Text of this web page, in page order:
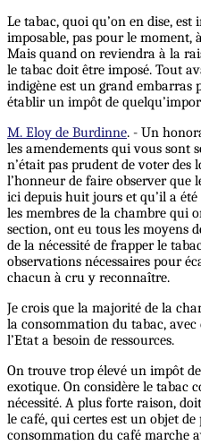
Le tabac, quoi qu’on en dise,
imposable, pas pour le moment,
Mais quand on reviendra à la
le tabac doit être imposé. Tout
indigène est un grand embarras
établir un impôt de
M. Eloy de Burdinne. - Un
les amendements qui vous sont
n’était pas prudent de voter des
l’honneur de faire observer que
ici depuis huit jours et qu’il a été
les membres de la chambre qui
section, ont eu tous les moyens
de la nécessité de frapper le
observations nécessaires pour
chacun à cru y reconnaître.
Je crois que la majorité de la
la consommation du tabac, avec
l’Etat a besoin de ressources.
On trouve trop élevé un impôt
exotique. On considère le tabac
nécessité. A plus forte raison,
le café, qui certes est un objet
consommation du café marche